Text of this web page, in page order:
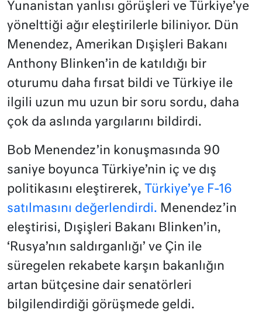
Yunanistan yanlısı görüşleri ve Türkiye’ye
yönelttiği ağır eleştirilerle biliniyor. Dün
Menendez, Amerikan Dışişleri Bakanı
Anthony Blinken’in de katıldığı bir
oturumu daha fırsat bildi ve Türkiye ile
ilgili uzun mu uzun bir soru sordu, daha
çok da aslında yargılarını bildirdi.
Bob Menendez’in konuşmasında 90
saniye boyunca Türkiye’nin iç ve dış
politikasını eleştirerek, Türkiye’ye F-16
satılmasını değerlendirdi. Menendez’in
eleştirisi, Dışişleri Bakanı Blinken’in,
‘Rusya’nın saldırganlığı’ ve Çin ile
süregelen rekabete karşın bakanlığın
artan bütçesine dair senatörleri
bilgilendirdiği görüşmede geldi.